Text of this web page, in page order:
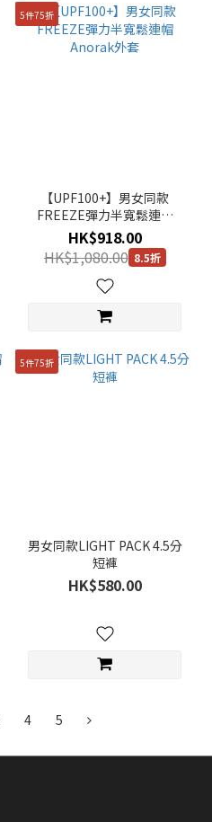
5件75折
【UPF100+】男女同款
FREEZE彈力半寬鬆連帽
Anorak外套
HK$918.00
HK$1,080.00 8.5折
5件75折
男女同款LIGHT PACK 4.5分
短褲
HK$580.00
4 5